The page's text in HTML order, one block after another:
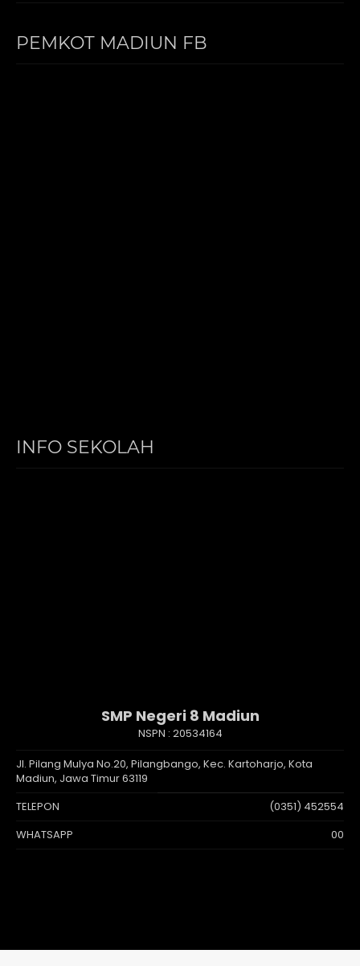
PEMKOT MADIUN FB
INFO SEKOLAH
SMP Negeri 8 Madiun
NSPN : 20534164
Jl. Pilang Mulya No.20, Pilangbango, Kec. Kartoharjo, Kota
Madiun, Jawa Timur 63119
TELEPON
(0351) 452554
WHATSAPP
00